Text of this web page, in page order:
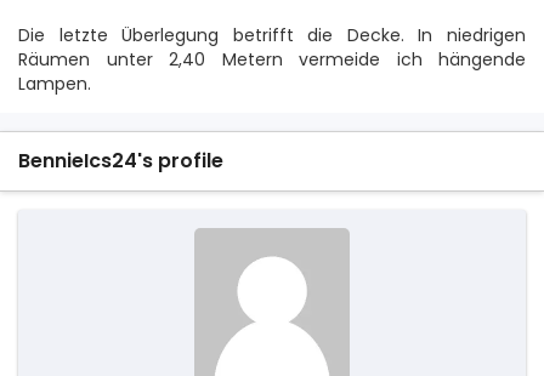
Die letzte Überlegung betrifft die Decke. In niedrigen
Räumen unter 2,40 Metern vermeide ich hängende
Lampen.
BennieIcs24's profile